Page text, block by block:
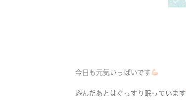
今日も元気いっぱいです
遊んだあとはぐっすり眠っています